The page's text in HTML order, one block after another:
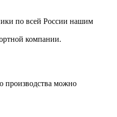
по всей России нашим
компании.
производства можно